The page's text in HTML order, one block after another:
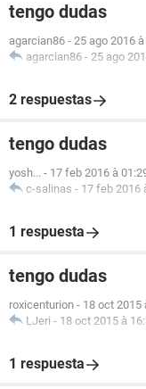
tengo dudas
agarcian86 - 25 ago 2016
agarcian86 - 25 ago
2 respuestas
tengo dudas
yosh... - 17 feb 2016 à
c-salinas - 17 feb 2016
1 respuesta
tengo dudas
roxicenturion - 18 oct 2015
LJeri - 18 oct 2015 à
1 respuesta